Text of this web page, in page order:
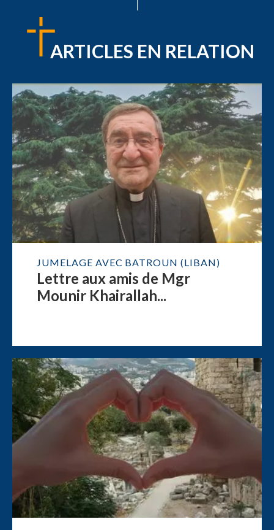
ARTICLES EN RELATION
JUMELAGE AVEC BATROUN (LIBAN)
Lettre aux amis de Mgr
Mounir Khairallah...